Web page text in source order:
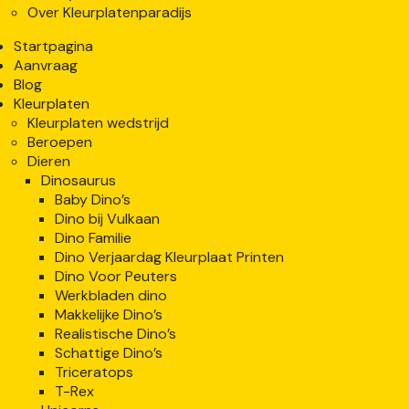
Over Kleurplatenparadijs
Startpagina
Aanvraag
Blog
Kleurplaten
Kleurplaten wedstrijd
Beroepen
Dieren
Dinosaurus
Baby Dino’s
Dino bij Vulkaan
Dino Familie
Dino Verjaardag Kleurplaat Printen
Dino Voor Peuters
Werkbladen dino
Makkelijke Dino’s
Realistische Dino’s
Schattige Dino’s
Triceratops
T-Rex